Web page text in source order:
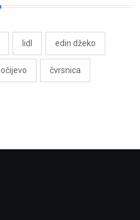
lidl edin džeko
očijevo čvrsnica